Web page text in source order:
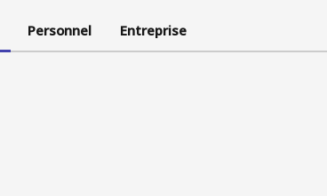
Personnel Entreprise